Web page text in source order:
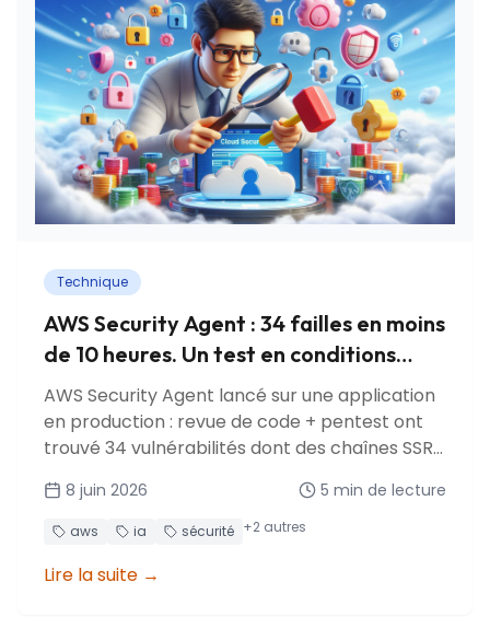
Technique
AWS Security Agent : 34 failles en moins
de 10 heures. Un test en conditions
réelles
AWS Security Agent lancé sur une application
en production : revue de code + pentest ont
trouvé 34 vulnérabilités dont des chaînes SSRF
de coûts.
8 juin 2026 5 min de lecture
aws ia sécurité +2 autres
Lire la suite →